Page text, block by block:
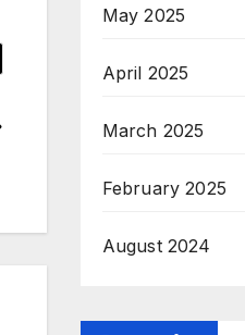
May 2025
April 2025
March 2025
February 2025
August 2024